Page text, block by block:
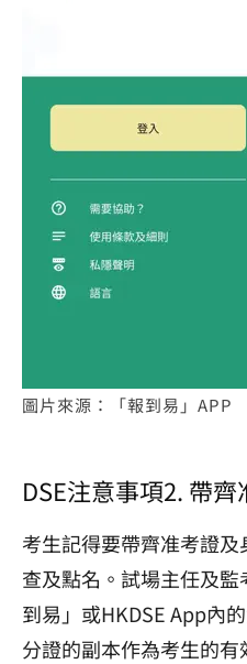
圖片來源：「報到易」APP
DSE注意事項2. 帶
考生記得要帶齊准考證
查及點名。試場主任及
到易」或HKDSE App內
分證的副本作為考生的有